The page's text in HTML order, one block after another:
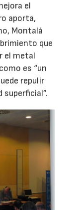
el
aporta,
Montalà
que
el metal
es “un
repulir
superficial”.